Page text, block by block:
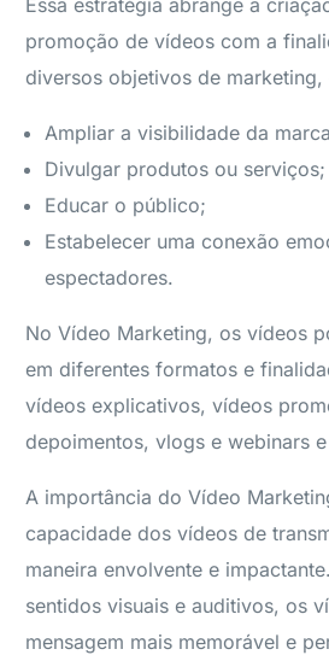
promoção de vídeos com a
diversos objetivos de marketing,
Ampliar a visibilidade da
Divulgar produtos ou serviços;
Educar o público;
Estabelecer uma conexão
espectadores.
No Vídeo Marketing, os vídeos
em diferentes formatos e
vídeos explicativos, vídeos
depoimentos, vlogs e webinars
A importância do Vídeo
capacidade dos vídeos de
maneira envolvente e
sentidos visuais e auditivos, os
mensagem mais memorável e